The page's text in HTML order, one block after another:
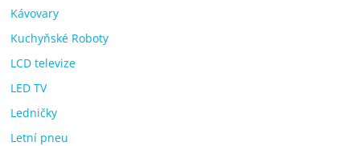
Kávovary
Kuchyňské Roboty
LCD televize
LED TV
Ledničky
Letní pneu